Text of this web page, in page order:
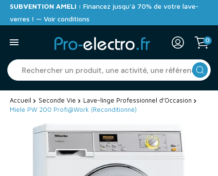
SUBVENTION AMELI : Financez jusqu'à 70% de votre lave-
verres ! — Voir conditions
0
Accueil Seconde Vie
Lave-linge Professionnel d'Occasion
Miele PW 200 Profi@Work (Reconditionné)